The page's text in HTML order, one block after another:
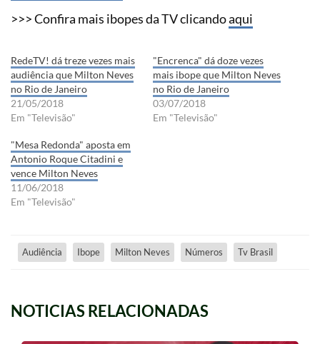
>>> Confira mais ibopes da TV clicandoaqui
RedeTV! dá treze vezes mais
audiência que Milton Neves
no Rio de Janeiro
21/05/2018
Em "Televisão"
"Encrenca" dá doze vezes
mais ibope que Milton Neves
no Rio de Janeiro
03/07/2018
Em "Televisão"
"Mesa Redonda" aposta em
Antonio Roque Citadini e
vence Milton Neves
11/06/2018
Em "Televisão"
Audiência Ibope Milton Neves Números Tv Brasil
NOTICIAS RELACIONADAS